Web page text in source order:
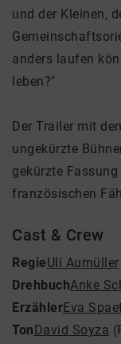
und der Kleinen,
anders laufen
leben?"
Der Trailer mit
ungekürzte
gekürzte
französischen
Cast & Crew
RegieUli Aumüller
DrehbuchAnke
ErzählerEva
TonDavid Soyza